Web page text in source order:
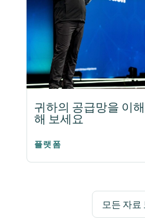
귀하의 공급망을 이
해 보세요
플랫폼
모든 자료